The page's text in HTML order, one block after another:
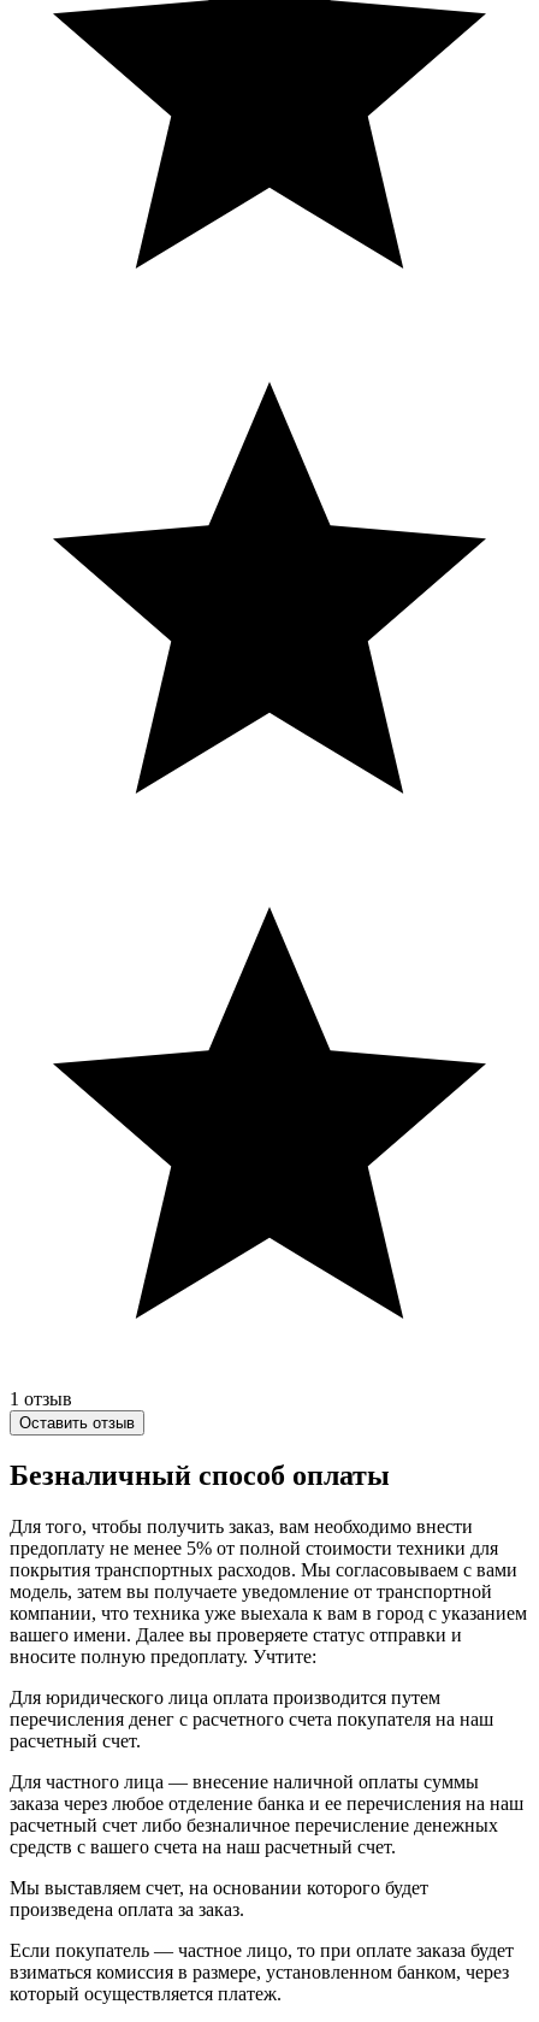
1 отзыв
Оставить отзыв
Безналичный способ оплаты
Для того, чтобы получить заказ, вам необходимо внести
предоплату не менее 5% от полной стоимости техники для
покрытия транспортных расходов. Мы согласовываем с вами
модель, затем вы получаете уведомление от транспортной
компании, что техника уже выехала к вам в город с указанием
вашего имени. Далее вы проверяете статус отправки и
вносите полную предоплату. Учтите:
Для юридического лица оплата производится путем
перечисления денег с расчетного счета покупателя на наш
расчетный счет.
Для частного лица — внесение наличной оплаты суммы
заказа через любое отделение банка и ее перечисления на наш
расчетный счет либо безналичное перечисление денежных
средств с вашего счета на наш расчетный счет.
Мы выставляем счет, на основании которого будет
произведена оплата за заказ.
Если покупатель — частное лицо, то при оплате заказа будет
взиматься комиссия в размере, установленном банком, через
который осуществляется платеж.